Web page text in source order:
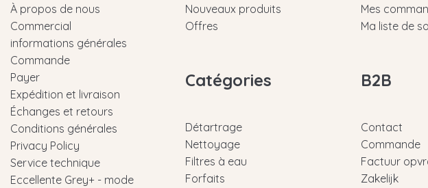
À propos de nous
Commercial
informations générales
Commande
Payer
Expédition et livraison
Échanges et retours
Conditions générales
Privacy Policy
Service technique
Eccellente Grey+ - mode
Nouveaux produits
Offres
Catégories
Détartrage
Nettoyage
Filtres à eau
Forfaits
Mes
Ma liste de
B2B
Contact
Commande
Factuur
Zakelijk